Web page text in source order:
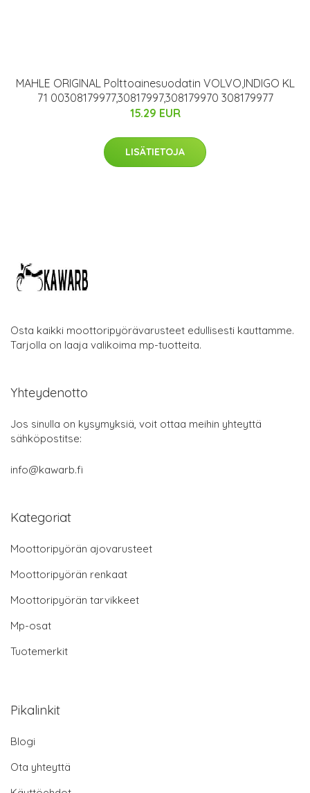
MAHLE ORIGINAL Polttoainesuodatin VOLVO,INDIGO KL
71 00308179977,30817997,308179970 308179977
15.29 EUR
LISÄTIETOJA
Osta kaikki moottoripyörävarusteet edullisesti kauttamme.
Tarjolla on laaja valikoima mp-tuotteita.
Yhteydenotto
Jos sinulla on kysymyksiä, voit ottaa meihin yhteyttä
sähköpostitse:
info@kawarb.fi
Kategoriat
Moottoripyörän ajovarusteet
Moottoripyörän renkaat
Moottoripyörän tarvikkeet
Mp-osat
Tuotemerkit
Pikalinkit
Blogi
Ota yhteyttä